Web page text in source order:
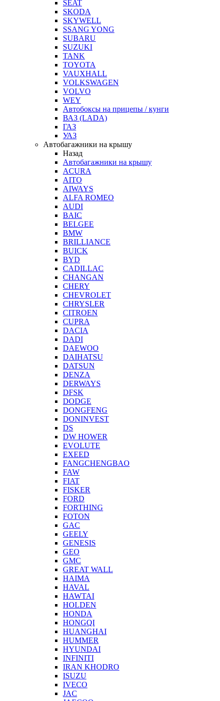
SEAT
SKODA
SKYWELL
SSANG YONG
SUBARU
SUZUKI
TANK
TOYOTA
VAUXHALL
VOLKSWAGEN
VOLVO
WEY
Автобоксы на прицепы / кунги
ВАЗ (LADA)
ГАЗ
УАЗ
Автобагажники на крышу
Назад
Автобагажники на крышу
ACURA
AITO
AIWAYS
ALFA ROMEO
AUDI
BAIC
BELGEE
BMW
BRILLIANCE
BUICK
BYD
CADILLAC
CHANGAN
CHERY
CHEVROLET
CHRYSLER
CITROEN
CUPRA
DACIA
DADI
DAEWOO
DAIHATSU
DATSUN
DENZA
DERWAYS
DFSK
DODGE
DONGFENG
DONINVEST
DS
DW HOWER
EVOLUTE
EXEED
FANGCHENGBAO
FAW
FIAT
FISKER
FORD
FORTHING
FOTON
GAC
GEELY
GENESIS
GEO
GMC
GREAT WALL
HAIMA
HAVAL
HAWTAI
HOLDEN
HONDA
HONGQI
HUANGHAI
HUMMER
HYUNDAI
INFINITI
IRAN KHODRO
ISUZU
IVECO
JAC